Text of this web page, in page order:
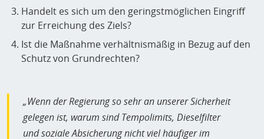
Handelt es sich um den geringstmöglichen Eingriff
zur Erreichung des Ziels?
Ist die Maßnahme verhältnismäßig in Bezug auf den
Schutz von Grundrechten?
„Wenn der Regierung so sehr an unserer Sicherheit
gelegen ist, warum sind Tempolimits, Dieselfilter
und soziale Absicherung nicht viel häufiger im